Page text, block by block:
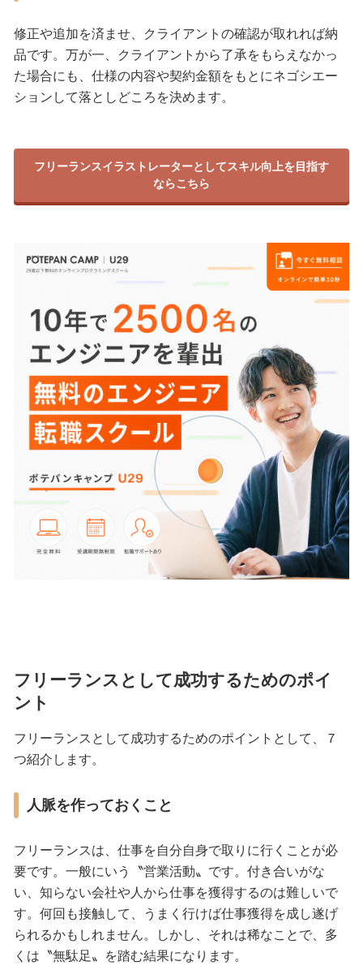
修正や追加を済ませ、クライアントの確認が取れれば納
品です。万が一、クライアントから了承をもらえなかっ
た場合にも、仕様の内容や契約金額をもとにネゴシエー
ションして落としどころを決めます。
フリーランスイラストレーターとしてスキル向上を目指す
ならこちら
フリーランスとして成功するためのポイ
ント
フリーランスとして成功するためのポイントとして、７
つ紹介します。
人脈を作っておくこと
フリーランスは、仕事を自分自身で取りに行くことが必
要です。一般にいう〝営業活動〟です。付き合いがな
い、知らない会社や人から仕事を獲得するのは難しいで
す。何回も接触して、うまく行けば仕事獲得を成し遂げ
られるかもしれません。しかし、それは稀なことで、多
くは〝無駄足〟を踏む結果になります。